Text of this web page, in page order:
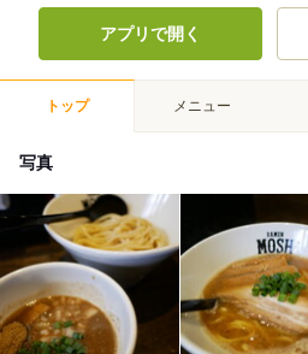
アプリで開く
トップ メニュー
写真